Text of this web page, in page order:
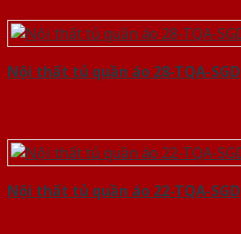
Nội thất tủ quần áo 28-TQA-SGD
Nội thất tủ quần áo 22-TQA-SGD